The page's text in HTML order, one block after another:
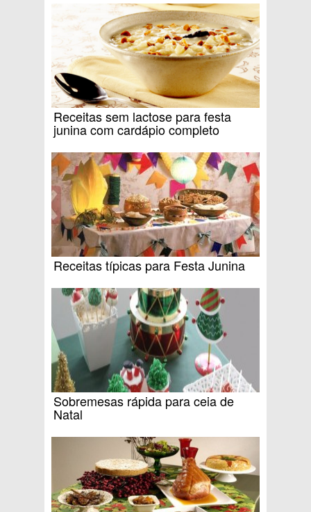
Receitas sem lactose para festa
junina com cardápio completo
Receitas típicas para Festa Junina
Sobremesas rápida para ceia de
Natal